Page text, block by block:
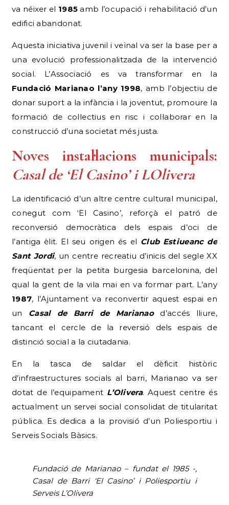
va néixer el 1985 amb l’ocupació i rehabilitació d’un
edifici abandonat.
Aquesta iniciativa juvenil i veïnal va ser la base per a
una evolució professionalitzada de la intervenció
social. L’Associació es va transformar en la
Fundació Marianao l’any 1998, amb l’objectiu de
donar suport a la infància i la joventut, promoure la
formació de col·lectius en risc i col·laborar en la
construcció d’una societat més justa.
Noves instal·lacions municipals:
Casal de ‘El Casino’ i LOlivera
La identificació d’un altre centre cultural municipal,
conegut com ‘El Casino’, reforçà el patró de
reconversió democràtica dels espais d’oci de
l’antiga èlit. El seu origen és el Club Estiueanc de
Sant Jordi, un centre recreatiu d’inicis del segle XX
freqüentat per la petita burgesia barcelonina, del
qual la gent de la vila mai en va formar part. L’any
1987, l’Ajuntament va reconvertir aquest espai en
un Casal de Barri de Marianao d’accés lliure,
tancant el cercle de la reversió dels espais de
distinció social a la ciutadania.
En la tasca de saldar el dèficit històric
d’infraestructures socials al barri, Marianao va ser
dotat de l’equipament L’Olivera. Aquest centre és
actualment un servei social consolidat de titularitat
pública. Es dedica a la provisió d’un Poliesportiu i
Serveis Socials Bàsics.
Fundació de Marianao – fundat el 1985 -,
Casal de Barri ‘El Casino’ i Poliesportiu i
Serveis L’Olivera